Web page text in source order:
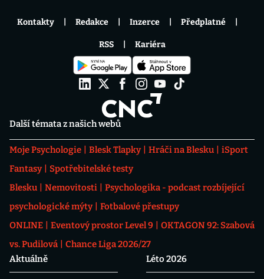
Další témata z našich webů
Moje Psychologie Blesk Tlapky Hráči na Blesku
iSport
Fantasy
Spotřebitelské testy
Blesku
Nemovitosti
Psychologika - podcast rozbíjející
psychologické mýty
Fotbalové přestupy
ONLINE
Eventový prostor Level 9
OKTAGON 92: Szabová
vs. Pudilová
Chance Liga 2026/27
Aktuálně
Léto 2026
Kontakty Redakce Inzerce Předplatné
RSS Kariéra